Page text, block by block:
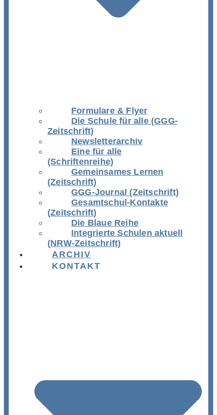
Formulare & Flyer
Die Schule für alle (GGG-
Zeitschrift)
Newsletterarchiv
Eine für alle
(Schriftenreihe)
Gemeinsames Lernen
(Zeitschrift)
GGG-Journal (Zeitschrift)
Gesamtschul-Kontakte
(Zeitschrift)
Die Blaue Reihe
Integrierte Schulen aktuell
(NRW-Zeitschrift)
ARCHIV
KONTAKT